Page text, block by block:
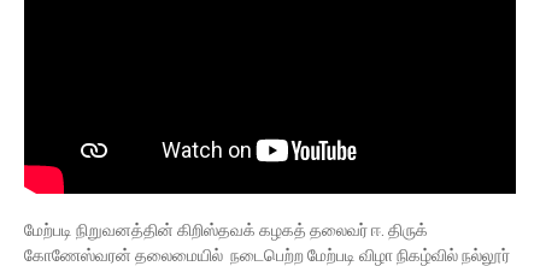
மேற்படி நிறுவனத்தின் கிறிஸ்தவக் கழகத் தலைவர் ஈ. திருக்
கோணேஸ்வரன் தலைமையில் நடைபெற்ற மேற்படி விழா நிகழ்வில் நல்லூர்